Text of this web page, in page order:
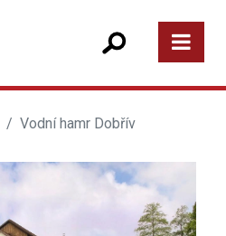
Vodní hamr Dobřív